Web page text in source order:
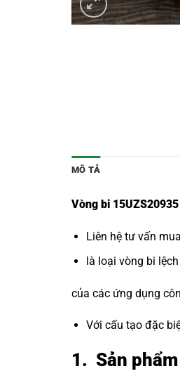
MÔ TẢ
Vòng bi
Liên hệ tư vấn
là loại vòng bi
của các ứng dụng
Với cấu tạo đặc
1. Sản